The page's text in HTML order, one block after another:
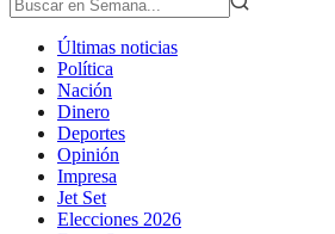
Últimas noticias
Política
Nación
Dinero
Deportes
Opinión
Impresa
Jet Set
Elecciones 2026